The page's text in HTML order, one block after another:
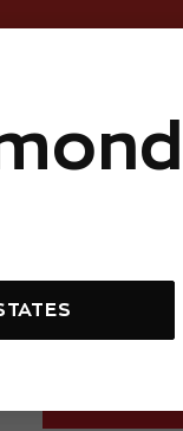
Setler Özel
1,57
402.200